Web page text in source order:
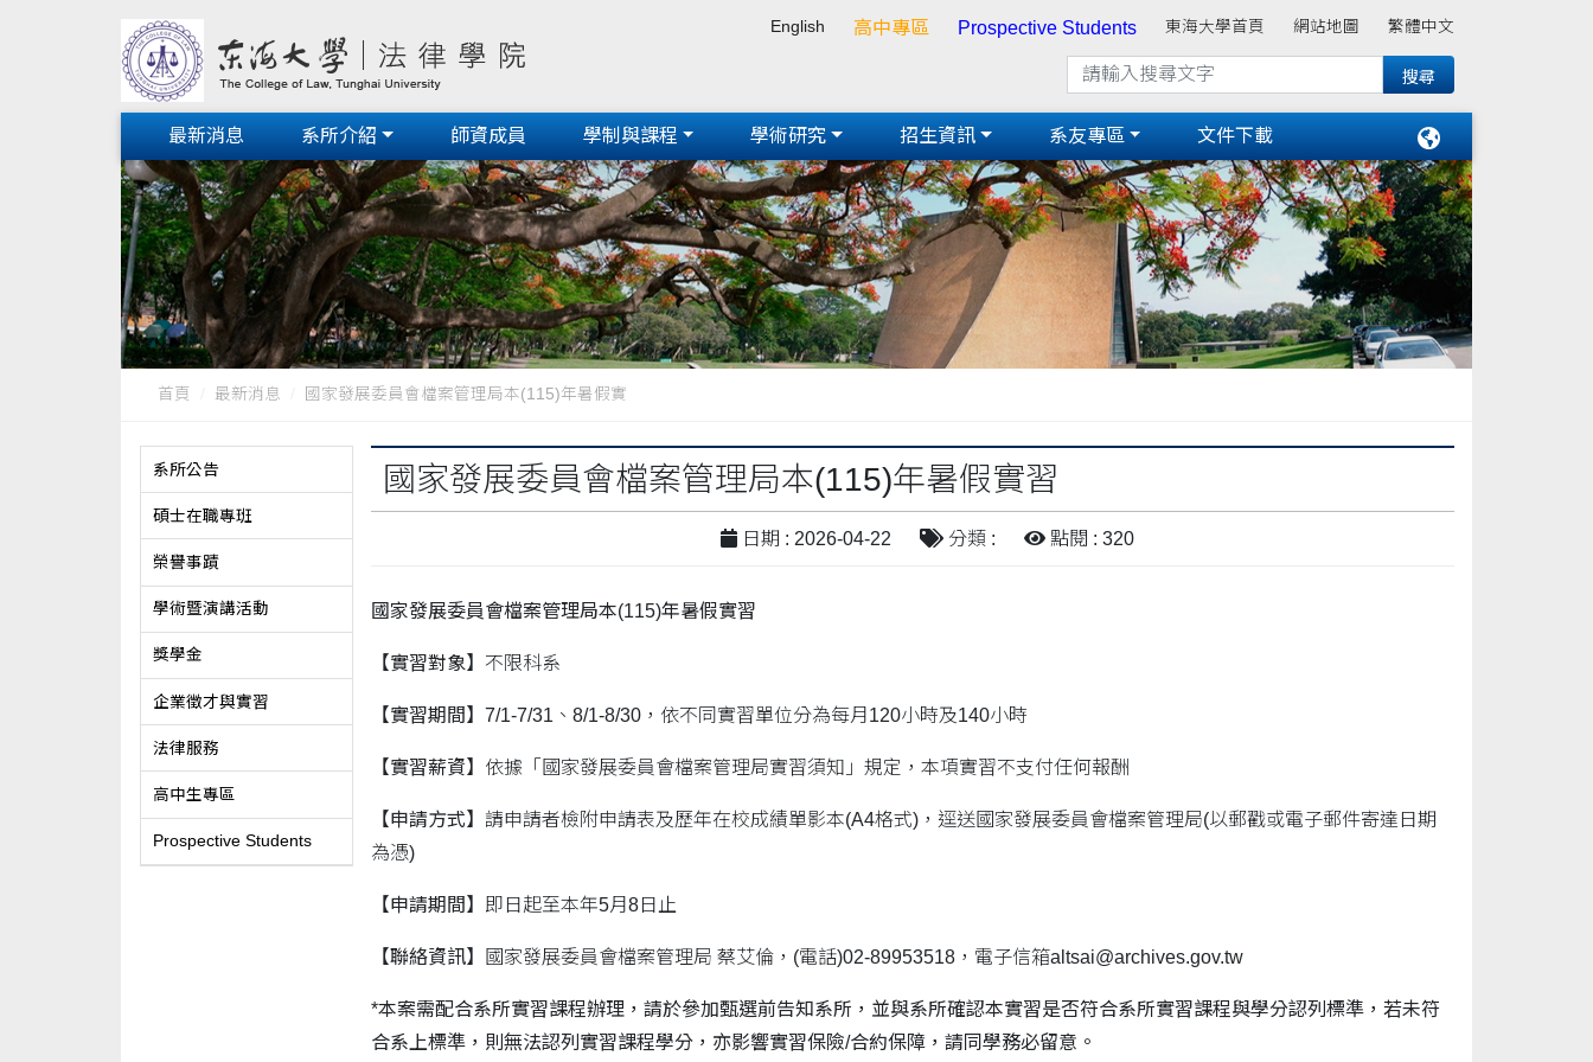
English 高中專區 Prospective Students 東海大學首頁 網站地圖 繁體中文
最新消息 系所介紹 師資成員 學制與課程 學術研究 招生資訊 系友專區 文件下載
首頁 最新消息 國家發展委員會檔案管理局本(115)年暑假實
系所公告
碩士在職專班
榮譽事蹟
學術暨演講活動
獎學金
企業徵才與實習
法律服務
高中生專區
Prospective Students
國家發展委員會檔案管理局本(115)年暑假實習
日期 : 2026-04-22 分類 : 點閱 : 320
國家發展委員會檔案管理局本(115)年暑假實習
【實習對象】 不限科系
【實習期間】 7/1-7/31、8/1-8/30，依不同實習單位分為每月120小時及140小時
【實習薪資】 依據「國家發展委員會檔案管理局實習須知」規定，本項實習不支付任何報酬
【申請方式】 請申請者檢附申請表及歷年在校成績單影本(A4格式)，逕送國家發展委員會檔案管理局(以郵戳或電子郵件寄達日期
為憑)
【申請期間】 即日起至本年5月8日止
【聯絡資訊】 國家發展委員會檔案管理局 蔡艾倫，(電話)02-89953518，電子信箱altsai@archives.gov.tw
*本案需配合系所實習課程辦理，請於參加甄選前告知系所，並與系所確認本實習是否符合系所實習課程與學分認列標準，若未符
合系上標準，則無法認列實習課程學分，亦影響實習保險/合約保障，請同學務必留意。